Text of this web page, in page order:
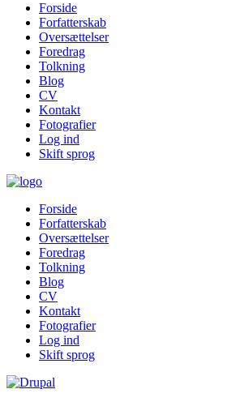
Forside
Forfatterskab
Oversættelser
Foredrag
Tolkning
Blog
CV
Kontakt
Fotografier
Log ind
Skift sprog
Forside
Forfatterskab
Oversættelser
Foredrag
Tolkning
Blog
CV
Kontakt
Fotografier
Log ind
Skift sprog